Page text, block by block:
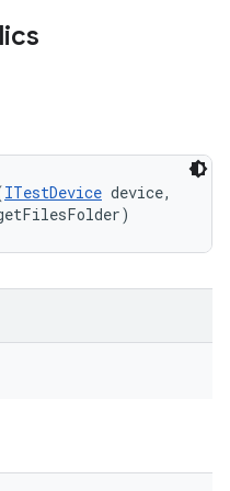
ITestDevice device,